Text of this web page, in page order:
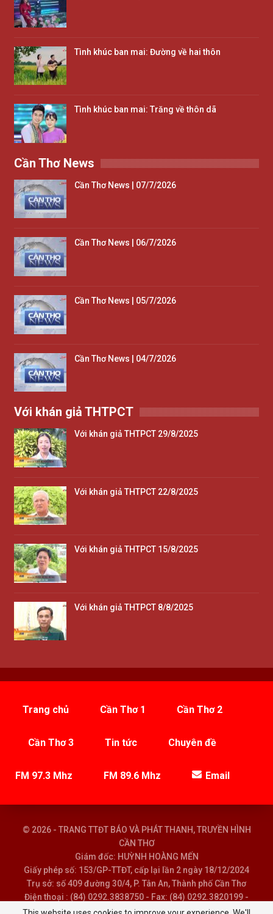
Tình khúc ban mai: Đường về hai thôn
Tình khúc ban mai: Trăng về thôn dã
Cần Thơ News
Cần Thơ News | 07/7/2026
Cần Thơ News | 06/7/2026
Cần Thơ News | 05/7/2026
Cần Thơ News | 04/7/2026
Với khán giả THTPCT
Với khán giả THTPCT 29/8/2025
Với khán giả THTPCT 22/8/2025
Với khán giả THTPCT 15/8/2025
Với khán giả THTPCT 8/8/2025
Trang chủ Cần Thơ 1 Cần Thơ 2
Cần Thơ 3 Tin tức Chuyên đề
FM 97.3 Mhz FM 89.6 Mhz Email
© 2026 - TRANG TTĐT BÁO VÀ PHÁT THANH, TRUYỀN HÌNH
CẦN THƠ
Giám đốc: HUỲNH HOÀNG MẾN
Giấy phép số: 153/GP-TTĐT, cấp lại lần 2 ngày 18/12/2024
Trụ sở: số 409 đường 30/4, P. Tân An, Thành phố Cần Thơ
Điện thoại : (84) 0292.3838750 - Fax: (84) 0292.3820199 -
Email : baoptth@cantho.gov.vn